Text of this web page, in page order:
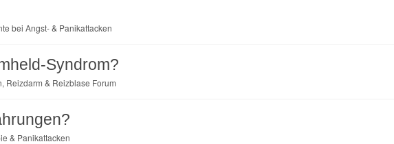
bei Angst- & Panikattacken
Syndrom?
Reizdarm & Reizblase Forum
& Panikattacken